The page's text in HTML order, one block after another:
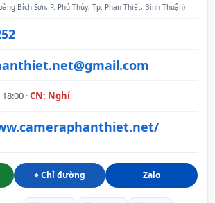
Bích Sơn, P. Phú Thủy, Tp. Phan Thiết, Bình Thuận)
·CN: Nghỉ
⌖ Chỉ đường Zalo